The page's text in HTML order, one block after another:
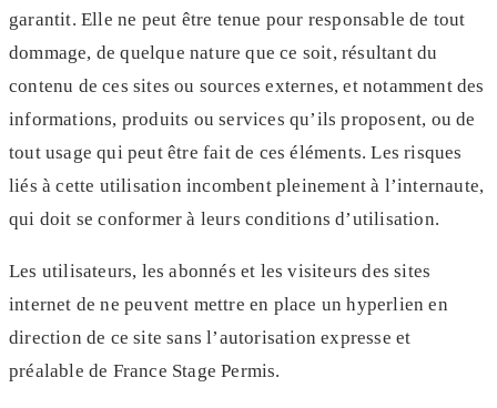
garantit. Elle ne peut être tenue pour responsable de tout
dommage, de quelque nature que ce soit, résultant du
contenu de ces sites ou sources externes, et notamment des
informations, produits ou services qu’ils proposent, ou de
tout usage qui peut être fait de ces éléments. Les risques
liés à cette utilisation incombent pleinement à l’internaute,
qui doit se conformer à leurs conditions d’utilisation.
Les utilisateurs, les abonnés et les visiteurs des sites
internet de ne peuvent mettre en place un hyperlien en
direction de ce site sans l’autorisation expresse et
préalable de France Stage Permis.